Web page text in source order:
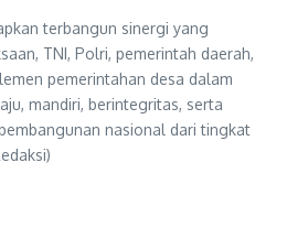
terbangun sinergi yang
TNI, Polri, pemerintah daerah,
pemerintahan desa dalam
mandiri, berintegritas, serta
nasional dari tingkat